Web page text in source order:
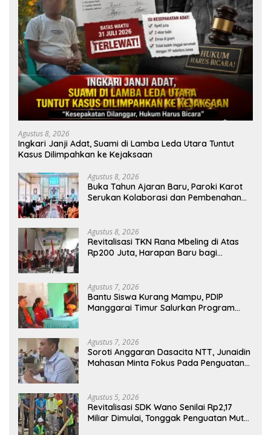
Agustus 8, 2026
Ingkari Janji Adat, Suami di Lamba Leda Utara Tuntut
Kasus Dilimpahkan ke Kejaksaan
Agustus 8, 2026
Buka Tahun Ajaran Baru, Paroki Karot
Serukan Kolaborasi dan Pembenahan
Agustus 8, 2026
Revitalisasi TKN Rana Mbeling di Atas
Rp200 Juta, Harapan Baru bagi
Agustus 7, 2026
Bantu Siswa Kurang Mampu, PDIP
Manggarai Timur Salurkan Program
Agustus 7, 2026
Soroti Anggaran Dasacita NTT, Junaidin
Mahasan Minta Fokus Pada Penguatan
Agustus 5, 2026
Revitalisasi SDK Wano Senilai Rp2,17
Miliar Dimulai, Tonggak Penguatan Mutu